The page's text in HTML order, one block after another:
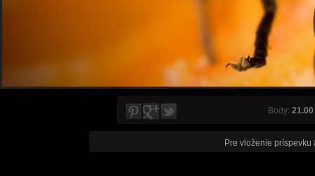
Body: 21.00
Pre vloženie